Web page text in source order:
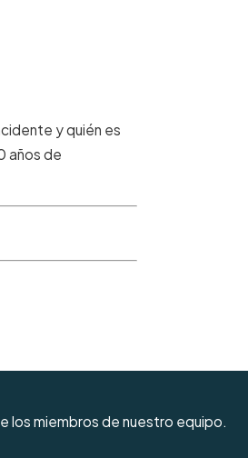
y quién es
años de
los miembros de nuestro equipo.